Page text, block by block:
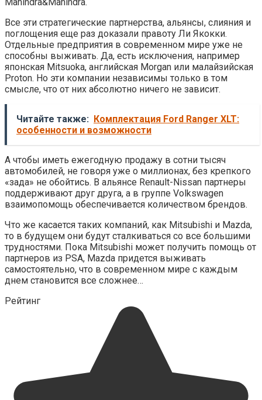
Все эти стратегические партнерства, альянсы, слияния и
поглощения еще раз доказали правоту Ли Якокки.
Отдельные предприятия в современном мире уже не
способны выживать. Да, есть исключения, например
японская Mitsuoka, английская Morgan или малайзийская
Proton. Но эти компании независимы только в том
смысле, что от них абсолютно ничего не зависит.
Читайте также: Комплектация Ford Ranger XLT:
особенности и возможности
А чтобы иметь ежегодную продажу в сотни тысяч
автомобилей, не говоря уже о миллионах, без крепкого
«зада» не обойтись. В альянсе Renault-Nissan партнеры
поддерживают друг друга, а в группе Volkswagen
взаимопомощь обеспечивается количеством брендов.
Что же касается таких компаний, как Mitsubishi и Mazda,
то в будущем они будут сталкиваться со все большими
трудностями. Пока Mitsubishi может получить помощь от
партнеров из PSA, Mazda придется выживать
самостоятельно, что в современном мире с каждым
днем ​​становится все сложнее…
Рейтинг